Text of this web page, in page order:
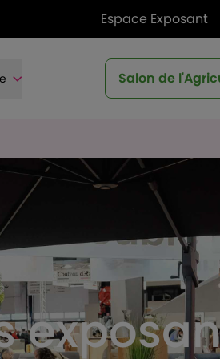
Espace Exposant
Salon de